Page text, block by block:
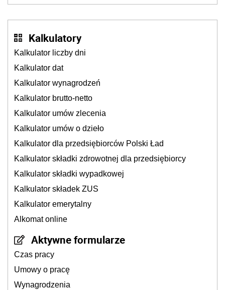
Kalkulatory
Kalkulator liczby dni
Kalkulator dat
Kalkulator wynagrodzeń
Kalkulator brutto-netto
Kalkulator umów zlecenia
Kalkulator umów o dzieło
Kalkulator dla przedsiębiorców Polski Ład
Kalkulator składki zdrowotnej dla przedsiębiorcy
Kalkulator składki wypadkowej
Kalkulator składek ZUS
Kalkulator emerytalny
Alkomat online
Aktywne formularze
Czas pracy
Umowy o pracę
Wynagrodzenia